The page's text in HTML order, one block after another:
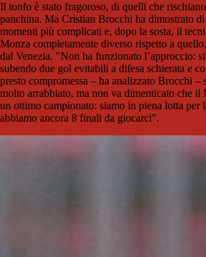
Il tonfo è stato fragoroso, di quelli che
panchina. Ma Cristian Brocchi ha dimostrato di
momenti più complicati e, dopo la sosta, il
Monza completamente diverso rispetto a
dal Venezia. "Non ha funzionato l’approccio:
subendo due gol evitabili a difesa schierata e
presto compromessa – ha analizzato Brocchi –
molto arrabbiato, ma non va dimenticato che il
un ottimo campionato: siamo in piena lotta per
abbiamo ancora 8 finali da giocarci".